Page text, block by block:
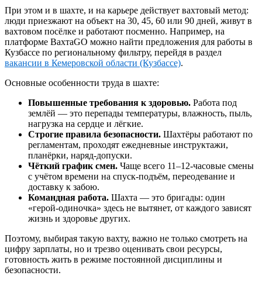
При этом и в шахте, и на карьере действует вахтовый метод:
люди приезжают на объект на 30, 45, 60 или 90 дней, живут в
вахтовом посёлке и работают посменно. Например, на
платформе ВахтаGO можно найти предложения для работы в
Кузбассе по региональному фильтру, перейдя в раздел
вакансии в Кемеровской области (Кузбассе).
Основные особенности труда в шахте:
Повышенные требования к здоровью. Работа под
землёй — это перепады температуры, влажность, пыль,
нагрузка на сердце и лёгкие.
Строгие правила безопасности. Шахтёры работают по
регламентам, проходят ежедневные инструктажи,
планёрки, наряд-допуски.
Чёткий график смен. Чаще всего 11–12-часовые смены
с учётом времени на спуск-подъём, переодевание и
доставку к забою.
Командная работа. Шахта — это бригады: один
«герой-одиночка» здесь не вытянет, от каждого зависят
жизнь и здоровье других.
Поэтому, выбирая такую вахту, важно не только смотреть на
цифру зарплаты, но и трезво оценивать свои ресурсы,
готовность жить в режиме постоянной дисциплины и
безопасности.